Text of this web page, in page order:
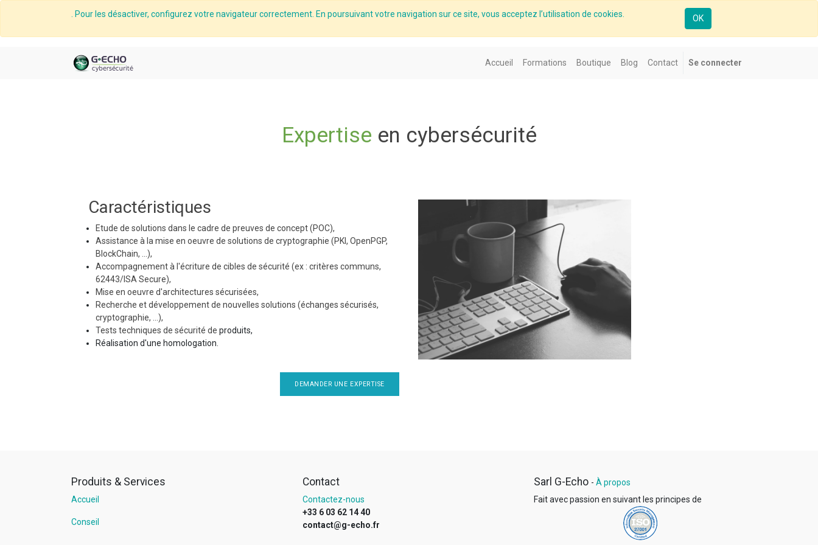
. Pour les désactiver, configurez votre navigateur correctement. En poursuivant votre navigation sur ce site, vous acceptez l’utilisation de cookies. OK
Accueil Formations Boutique Blog Contact Se connecter
Expertise en cybersécurité
Caractéristiques
Etude de solutions dans le cadre de preuves de concept (POC),
Assistance à la mise en oeuvre de solutions de cryptographie (PKI, OpenPGP,
BlockChain, ...),
Accompagnement à l'écriture de cibles de sécurité (ex : critères communs,
62443/ISA Secure),
Mise en oeuvre d'architectures sécurisées,
Recherche et développement de nouvelles solutions (échanges sécurisés,
cryptographie, ...),
Tests techniques de sécurité de produits,
Réalisation d'une homologation.
DEMANDER UNE EXPERTISE
Produits & Services
Accueil
Conseil
Contact
Contactez-nous
+33 6 03 62 14 40
contact@g-echo.fr
Sarl G-Echo - À propos
Fait avec passion en suivant les principes de